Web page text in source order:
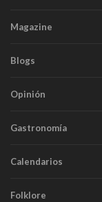
Magazine
Blogs
Opinión
Gastronomía
Calendarios
Folklore